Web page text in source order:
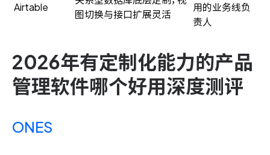
Airtable
图切换与接口扩展灵活
用的业务线负
责人
2026年有定制化能力的产品
管理软件哪个好用深度测评
ONES